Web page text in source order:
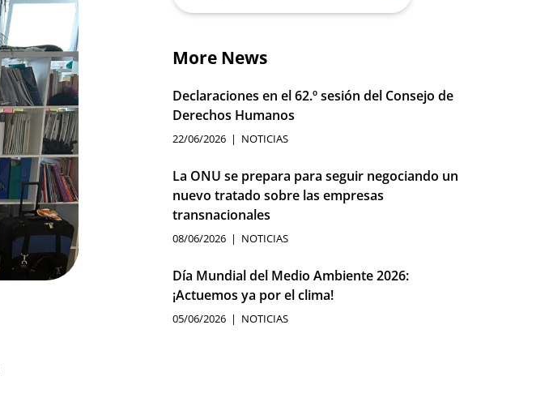
More News
Declaraciones en el 62.º sesión del Consejo de
Derechos Humanos
22/06/2026 NOTICIAS
La ONU se prepara para seguir negociando un
nuevo tratado sobre las empresas
transnacionales
08/06/2026 NOTICIAS
Día Mundial del Medio Ambiente 2026:
¡Actuemos ya por el clima!
05/06/2026 NOTICIAS